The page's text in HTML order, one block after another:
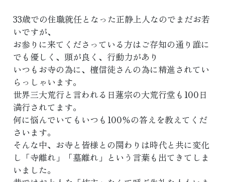
33歳での住職就任となった正静上人なのでまだお若
いですが、
お参りに来てくださっている方はご存知の通り誰に
でも優しく、頭が良く、行動力があり
いつもお寺の為に、檀信徒さんの為に精進されてい
らっしゃいます。
世界三大荒行と言われる日蓮宗の大荒行堂も100日
満行されてます。
何に悩んでいてもいつも100％の答えを教えてくだ
さいます。
そんな中、お寺と皆様との関わりは時代と共に変化
し「寺離れ」「墓離れ」という言葉も出てきてしま
いました。